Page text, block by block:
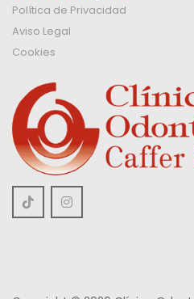
Política de Privacidad
Aviso Legal
Cookies